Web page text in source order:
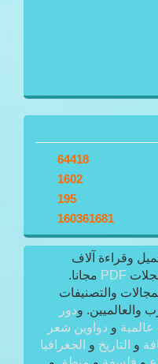
64418
1602
195
160361681
وقراءة آلاف
PDF مجانا.
والتصنيفات
والعالميين. ودور
عالمية و دواوين شعر
و التاريخ و الجغرافيا